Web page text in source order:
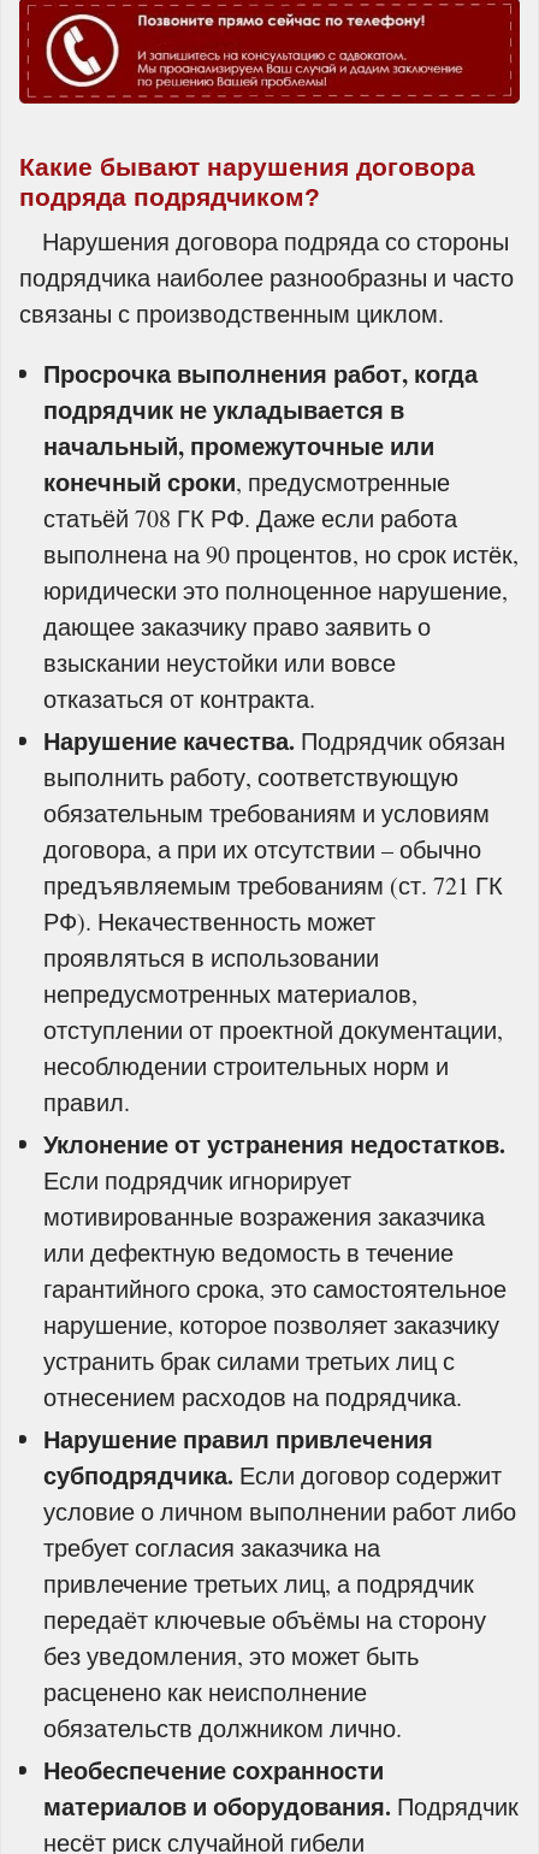
Какие бывают нарушения договора
подряда подрядчиком?
Нарушения договора подряда со стороны
подрядчика наиболее разнообразны и часто
связаны с производственным циклом.
Просрочка выполнения работ, когда
подрядчик не укладывается в
начальный, промежуточные или
конечный сроки, предусмотренные
статьёй 708 ГК РФ. Даже если работа
выполнена на 90 процентов, но срок истёк,
юридически это полноценное нарушение,
дающее заказчику право заявить о
взыскании неустойки или вовсе
отказаться от контракта.
Нарушение качества. Подрядчик обязан
выполнить работу, соответствующую
обязательным требованиям и условиям
договора, а при их отсутствии – обычно
предъявляемым требованиям (ст. 721 ГК
РФ). Некачественность может
проявляться в использовании
непредусмотренных материалов,
отступлении от проектной документации,
несоблюдении строительных норм и
правил.
Уклонение от устранения недостатков.
Если подрядчик игнорирует
мотивированные возражения заказчика
или дефектную ведомость в течение
гарантийного срока, это самостоятельное
нарушение, которое позволяет заказчику
устранить брак силами третьих лиц с
отнесением расходов на подрядчика.
Нарушение правил привлечения
субподрядчика. Если договор содержит
условие о личном выполнении работ либо
требует согласия заказчика на
привлечение третьих лиц, а подрядчик
передаёт ключевые объёмы на сторону
без уведомления, это может быть
расценено как неисполнение
обязательств должником лично.
Необеспечение сохранности
материалов и оборудования. Подрядчик
несёт риск случайной гибели